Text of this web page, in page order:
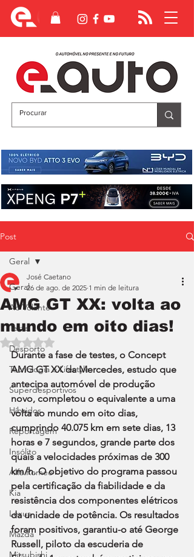
Post
Geral
Ao Volante
Teste
Desporto
Tecnologia e Lifestyle
Superdesportivos
Híbridos
Reportagem
Insólito
Alfa Romeo
Kia
Lexus
Mazda
Mitsubishi
Geral
AMG GT XX: volta ao
mundo em oito dias!
José Caetano
26 de ago. de 2025 1 min de leitura
Avaliado com NaN de 5 estrelas.
Durante a fase de testes, o Concept
AMG GT XX da Mercedes, estudo que
antecipa automóvel de produção
novo, completou o equivalente a uma
volta ao mundo em oito dias,
cumprindo 40.075 km em sete dias, 13
horas e 7 segundos, grande parte dos
quais a velocidades próximas de 300
km/h. O objetivo do programa passou
pela certificação da fiabilidade e da
resistência dos componentes elétricos
da unidade de potência. Os resultados
foram positivos, garantiu-o até George
Russell, piloto da escuderia de